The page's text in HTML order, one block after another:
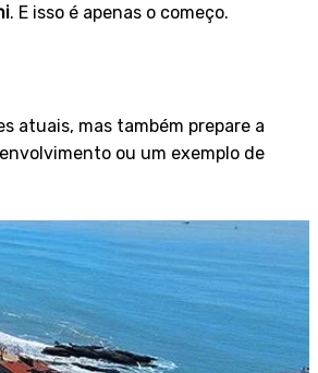
. E isso é apenas o começo.
atuais, mas também prepare a
ou um exemplo de